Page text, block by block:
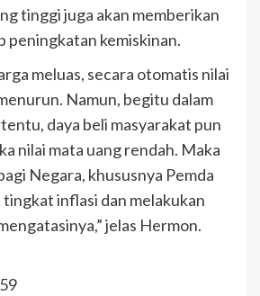
tinggi juga akan memberikan
peningkatan kemiskinan.
meluas, secara otomatis nilai
Namun, begitu dalam
daya beli masyarakat pun
nilai mata uang rendah. Maka
Negara, khususnya Pemda
inflasi dan melakukan
jelas Hermon.